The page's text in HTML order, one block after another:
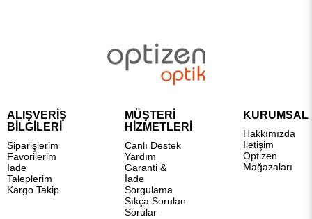
ALIŞVERİŞ
BİLGİLERİ
Siparişlerim
Favorilerim
İade
Taleplerim
Kargo Takip
MÜŞTERİ
HİZMETLERİ
Canlı Destek
Yardım
Garanti &
İade
Sorgulama
Sıkça Sorulan
Sorular
KURUMSAL
Hakkımızda
İletişim
Optizen
Mağazaları